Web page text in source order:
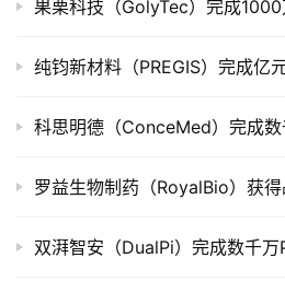
据
创
学
果栗科技（GolyTec）完成
纯钧新材料（PREGIS）完成亿
科思明德（ConceMed）完成
罗益生物制药（RoyalBio）获
双湃智安（DualPi）完成数千